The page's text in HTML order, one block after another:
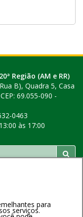
Região (AM e RR)
B), Quadra 5, Casa
69.055-090 -
0463
às 17:00
para
serviços.